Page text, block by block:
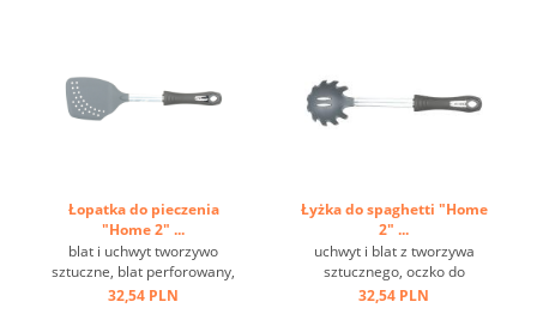
Łopatka do pieczenia
"Home 2" ...
blat i uchwyt tworzywo
sztuczne, blat perforowany,
metalowe oczko do
32,54 PLN
Łyżka do spaghetti "Home
2" ...
uchwyt i blat z tworzywa
sztucznego, oczko do
zawieszania ...
32,54 PLN